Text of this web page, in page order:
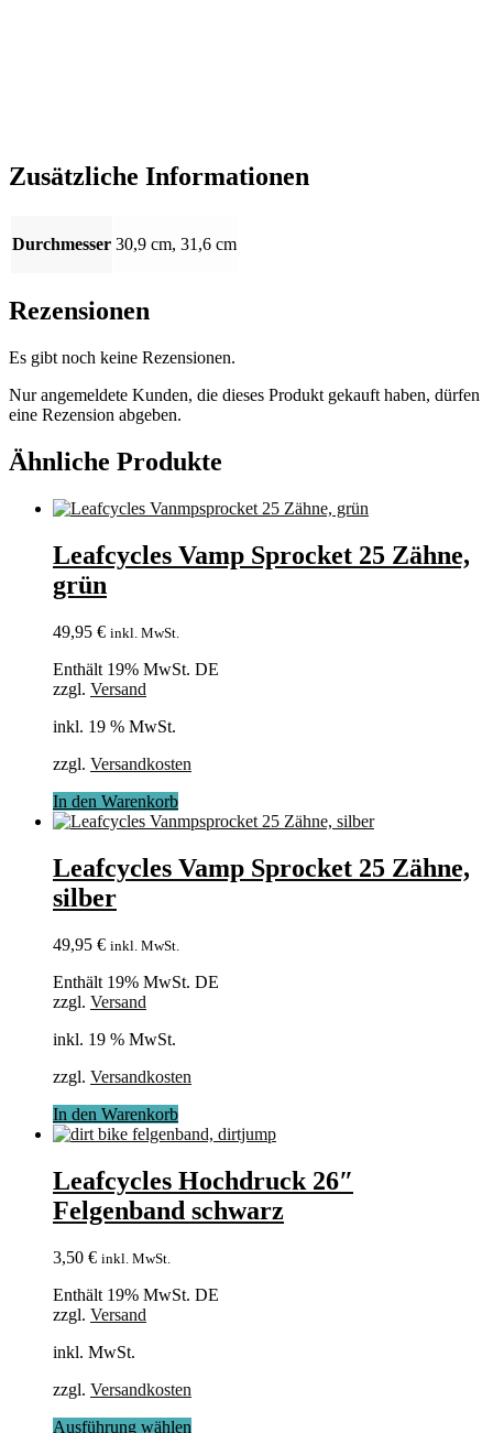
Zusätzliche Informationen
Durchmesser 30,9 cm, 31,6 cm
Rezensionen
Es gibt noch keine Rezensionen.
Nur angemeldete Kunden, die dieses Produkt gekauft haben, dürfen
eine Rezension abgeben.
Ähnliche Produkte
Leafcycles Vamp Sprocket 25 Zähne,
grün
49,95 € inkl. MwSt.
Enthält 19% MwSt. DE
zzgl. Versand
inkl. 19 % MwSt.
zzgl. Versandkosten
In den Warenkorb
Leafcycles Vamp Sprocket 25 Zähne,
silber
49,95 € inkl. MwSt.
Enthält 19% MwSt. DE
zzgl. Versand
inkl. 19 % MwSt.
zzgl. Versandkosten
In den Warenkorb
Leafcycles Hochdruck 26″
Felgenband schwarz
3,50 € inkl. MwSt.
Enthält 19% MwSt. DE
zzgl. Versand
inkl. MwSt.
zzgl. Versandkosten
Ausführung wählen